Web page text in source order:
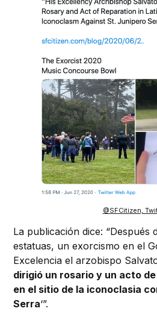
@SFCitizen,
La publicación dice: “Después
estatuas, un exorcismo en el
Excelencia el arzobispo
dirigió un rosario y un acto
en el sitio de la iconoclasia
Serra‘”.